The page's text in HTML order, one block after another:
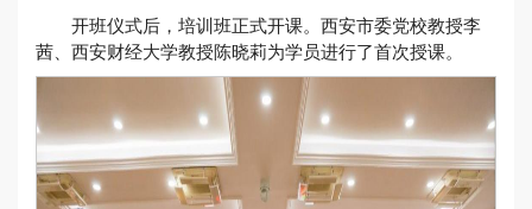
开班仪式后，培训班正式开课。西安市委党校教授李
茜、西安财经大学教授陈晓莉为学员进行了首次授课。